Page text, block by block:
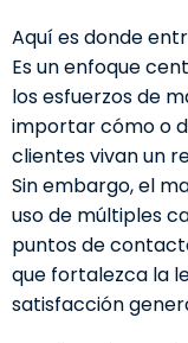
Aquí es donde
Es un enfoque
los esfuerzos de
importar cómo o
clientes vivan un
Sin embargo, el
uso de múltiples
puntos de
que fortalezca la
satisfacción